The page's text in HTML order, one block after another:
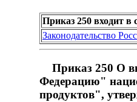
Приказ 250 входит
Законодательство
Приказ 250 О
Федерацию"
продуктов",